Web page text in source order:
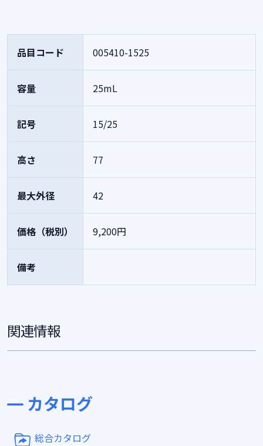
品目コード 005410-1525
容量 25mL
記号 15/25
高さ 77
最大外径 42
価格（税別） 9,200円
備考
関連情報
カタログ
総合カタログ